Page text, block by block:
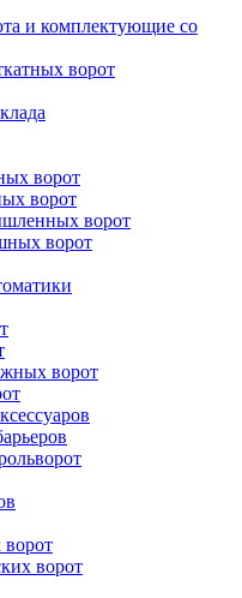
и комплектующие со
ворот
ворот
ворот
ворот
ворот
ворот
ворот
ворот